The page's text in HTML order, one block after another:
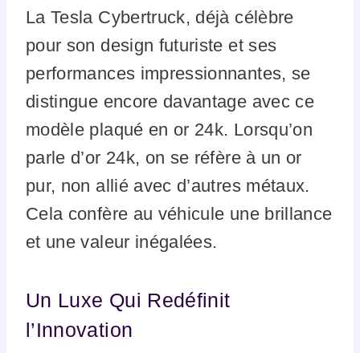
La Tesla Cybertruck, déjà célèbre
pour son design futuriste et ses
performances impressionnantes, se
distingue encore davantage avec ce
modèle plaqué en or 24k. Lorsqu’on
parle d’or 24k, on se réfère à un or
pur, non allié avec d’autres métaux.
Cela confère au véhicule une brillance
et une valeur inégalées.
Un Luxe Qui Redéfinit
l’Innovation